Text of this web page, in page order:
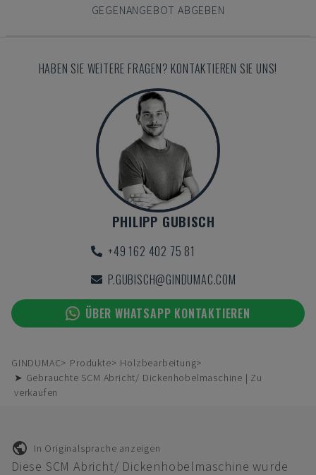
GEGENANGEBOT ABGEBEN
HABEN SIE WEITERE FRAGEN? KONTAKTIEREN SIE UNS!
PHILIPP GUBISCH
+49 162 402 75 81
P.GUBISCH@GINDUMAC.COM
ÜBER WHATSAPP KONTAKTIEREN
GINDUMAC Produkte
Holzbearbeitung
➤ Gebrauchte SCM Abricht/ Dickenhobelmaschine | Zu
verkaufen
In Originalsprache anzeigen
Diese SCM Abricht/ Dickenhobelmaschine wurde